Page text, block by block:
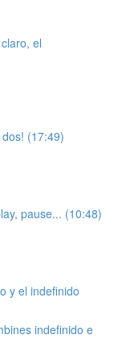
el
(17:49)
pause... (10:48)
y el indefinido
indefinido e